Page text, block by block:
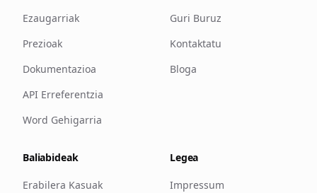
Ezaugarriak
Prezioak
Dokumentazioa
API Erreferentzia
Word Gehigarria
Guri Buruz
Kontaktatu
Bloga
Baliabideak
Erabilera Kasuak
Legea
Impressum